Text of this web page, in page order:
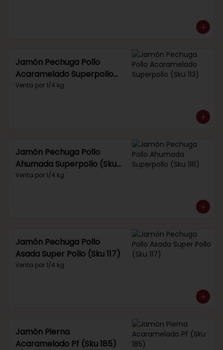
Jamón Pechuga Pollo
Acaramelado Superpollo
(Sku 113)
Venta por 1/4 kg.
Jamón Pechuga Pollo
Ahumada Superpollo (Sku
116)
Venta por 1/4 kg.
Jamón Pechuga Pollo
Asada Super Pollo (Sku 117)
Venta por 1/4 kg.
Jamón Pierna
Acaramelado Pf (Sku 185)